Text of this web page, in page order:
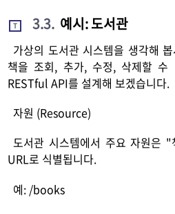
T 3.3. 예시: 도서관
가상의 도서관 시스템을 생각해
책을 조회, 추가, 수정, 삭제할 수
RESTful API를 설계해 보겠습니다.
자원 (Resource)
도서관 시스템에서 주요 자원은
URL로 식별됩니다.
예: /books